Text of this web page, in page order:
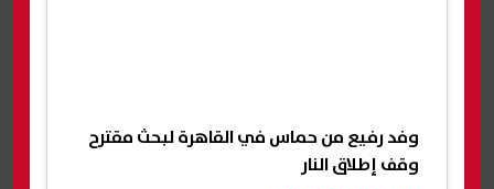
وفد رفيع من حماس في القاهرة لبحث مقترح
وقف إطلاق النار